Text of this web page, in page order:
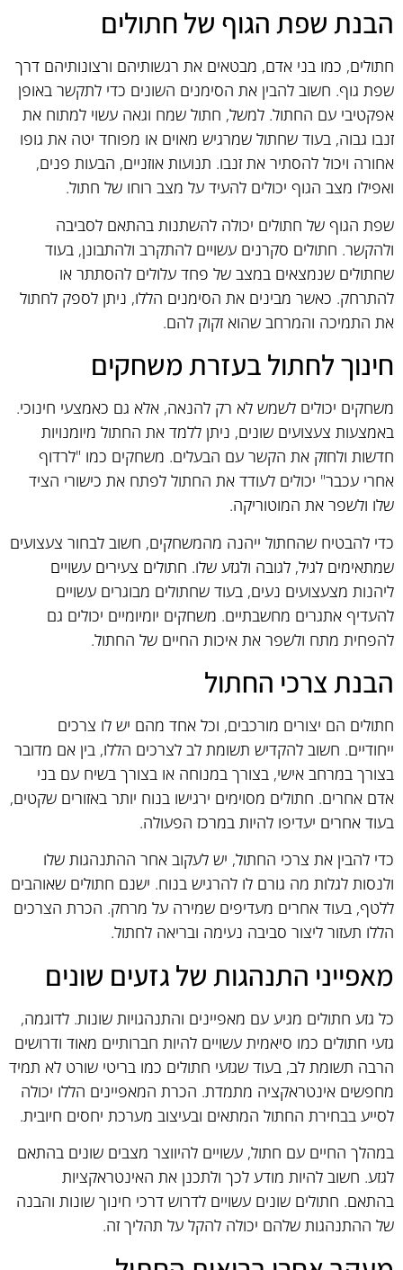
הבנת שפת הגוף של חתולים
חתולים, כמו בני אדם, מבטאים את רגשותיהם ורצונותיהם דרך
שפת גוף. חשוב להבין את הסימנים השונים כדי לתקשר באופן
אפקטיבי עם החתול. למשל, חתול שמח וגאה עשוי למתוח את
זנבו גבוה, בעוד שחתול שמרגיש מאוים או מפוחד יטה את גופו
אחורה ויכול להסתיר את זנבו. תנועות אוזניים, הבעות פנים,
ואפילו מצב הגוף יכולים להעיד על מצב רוחו של חתול.
שפת הגוף של חתולים יכולה להשתנות בהתאם לסביבה
ולהקשר. חתולים סקרנים עשויים להתקרב ולהתבונן, בעוד
שחתולים שנמצאים במצב של פחד עלולים להסתתר או
להתרחק. כאשר מבינים את הסימנים הללו, ניתן לספק לחתול
את התמיכה והמרחב שהוא זקוק להם.
חינוך לחתול בעזרת משחקים
משחקים יכולים לשמש לא רק להנאה, אלא גם כאמצעי חינוכי.
באמצעות צעצועים שונים, ניתן ללמד את החתול מיומנויות
חדשות ולחזק את הקשר עם הבעלים. משחקים כמו "לרדוף
אחרי עכבר" יכולים לעודד את החתול לפתח את כישורי הציד
שלו ולשפר את המוטוריקה.
כדי להבטיח שהחתול ייהנה מהמשחקים, חשוב לבחור צעצועים
שמתאימים לגיל, לגובה ולגזע שלו. חתולים צעירים עשויים
ליהנות מצעצועים נעים, בעוד שחתולים מבוגרים עשויים
להעדיף אתגרים מחשבתיים. משחקים יומיומיים יכולים גם
להפחית מתח ולשפר את איכות החיים של החתול.
הבנת צרכי החתול
חתולים הם יצורים מורכבים, וכל אחד מהם יש לו צרכים
ייחודיים. חשוב להקדיש תשומת לב לצרכים הללו, בין אם מדובר
בצורך במרחב אישי, בצורך במנוחה או בצורך בשיח עם בני
אדם אחרים. חתולים מסוימים ירגישו בנוח יותר באזורים שקטים,
בעוד אחרים יעדיפו להיות במרכז הפעולה.
כדי להבין את צרכי החתול, יש לעקוב אחר ההתנהגות שלו
ולנסות לגלות מה גורם לו להרגיש בנוח. ישנם חתולים שאוהבים
ללטף, בעוד אחרים מעדיפים שמירה על מרחק. הכרת הצרכים
הללו תעזור ליצור סביבה נעימה ובריאה לחתול.
מאפייני התנהגות של גזעים שונים
כל גזע חתולים מגיע עם מאפיינים והתנהגויות שונות. לדוגמה,
גזעי חתולים כמו סיאמית עשויים להיות חברותיים מאוד ודרושים
הרבה תשומת לב, בעוד שגזעי חתולים כמו בריטי שורט לא תמיד
מחפשים אינטראקציה מתמדת. הכרת המאפיינים הללו יכולה
לסייע בבחירת החתול המתאים ובעיצוב מערכת יחסים חיובית.
במהלך החיים עם חתול, עשויים להיווצר מצבים שונים בהתאם
לגזע. חשוב להיות מודע לכך ולתכנן את האינטראקציות
בהתאם. חתולים שונים עשויים לדרוש דרכי חינוך שונות והבנה
של ההתנהגות שלהם יכולה להקל על תהליך זה.